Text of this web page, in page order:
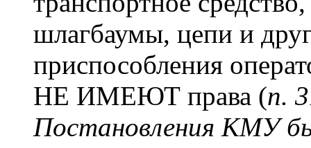
шлагбаумы, цепи и
приспособления
НЕ ИМЕЮТ права (п.
Постановления КМУ